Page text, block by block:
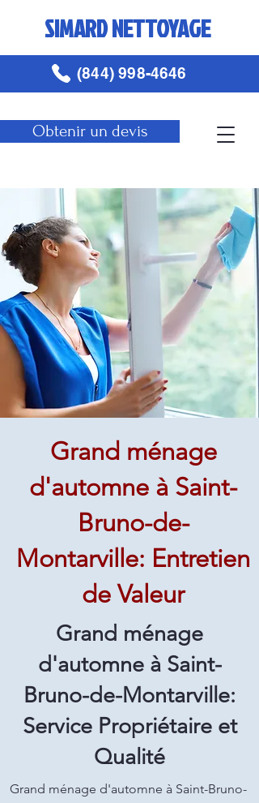
SIMARD NETTOYAGE
Obtenir un devis
(844) 998-4646
Grand ménage
d'automne à Saint-
Bruno-de-
Montarville: Entretien
de Valeur
Grand ménage
d'automne à Saint-
Bruno-de-Montarville:
Service Propriétaire et
Qualité
Grand ménage d'automne à Saint-Bruno-